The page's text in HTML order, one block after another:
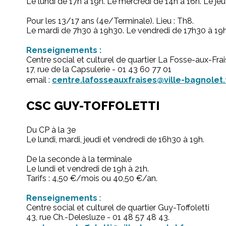
Pour les 13/17 ans (4e/Terminale). Lieu : Th8.
Le mardi de 7h30 à 19h30. Le vendredi de 17h30 à
Renseignements :
Centre social et culturel de quartier La Fosse-aux-
17, rue de la Capsulerie - 01 43 60 77 01
email : centre.lafosseauxfraises@ville-
CSC GUY-TOFFOLETTI
Du CP à la 3e
Le lundi, mardi, jeudi et vendredi de 16h30 à 19h.
De la seconde à la terminale
Le lundi et vendredi de 19h à 21h.
Tarifs : 4,50 €/mois ou 40,50 €/an.
Renseignements :
Centre social et culturel de quartier Guy-Toffoletti
43, rue Ch.-Delesluze - 01 48 57 48 43.